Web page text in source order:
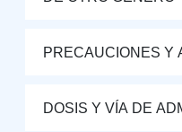
PRECAUCIONES Y
DOSIS Y VÍA DE